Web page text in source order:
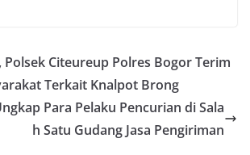
l s
A
p
p
e
st
e
Polsek Citeureup Polres Bogor Terim
Terkait Knalpot Brong
Para Pelaku Pencurian di Sala
h Satu Gudang Jasa Pengiriman